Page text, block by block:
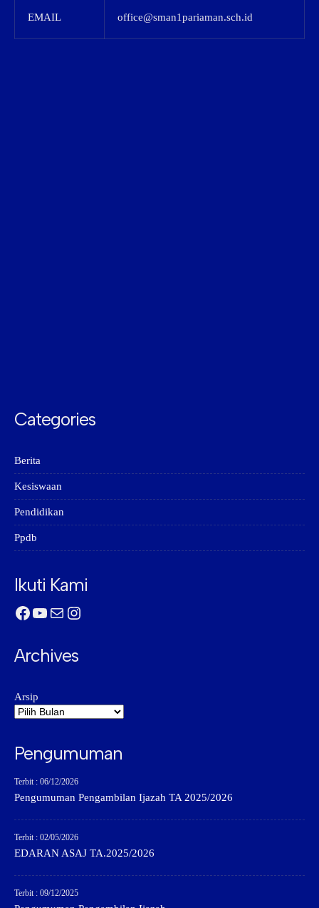
EMAIL office@sman1pariaman.sch.id
Categories
Berita
Kesiswaan
Pendidikan
Ppdb
Ikuti Kami
Facebook
YouTube
MailInstagram
Archives
Arsip
Pengumuman
Terbit : 06/12/2026
Pengumuman Pengambilan Ijazah TA 2025/2026
Terbit : 02/05/2026
EDARAN ASAJ TA.2025/2026
Terbit : 09/12/2025